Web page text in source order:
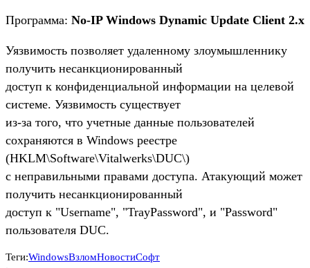
Программа: No-IP Windows Dynamic Update Client 2.x
Уязвимость позволяет удаленному злоумышленнику
получить несанкционированный
доступ к конфиденциальной информации на целевой
системе. Уязвимость существует
из-за того, что учетные данные пользователей
сохраняются в Windows реестре
(HKLM\Software\Vitalwerks\DUC\)
с неправильными правами доступа. Атакующий может
получить несанкционированный
доступ к "Username", "TrayPassword", и "Password"
пользователя DUC.
Теги:WindowsВзломНовостиСофт